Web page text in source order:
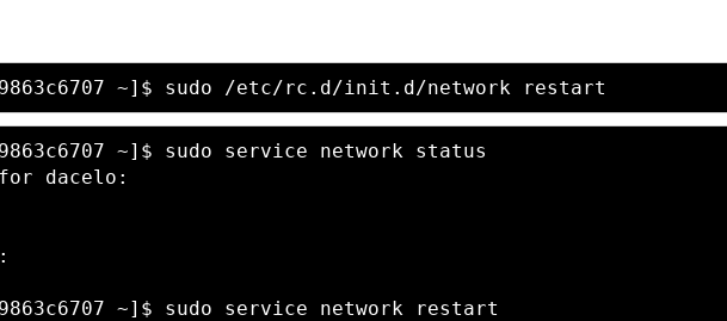
~]$ sudo service network status
for dacelo:
~]$ sudo service network restart